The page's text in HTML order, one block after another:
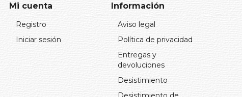
Mi cuenta
Registro
Iniciar sesión
Información
Aviso legal
Política de privacidad
Entregas y
devoluciones
Desistimiento